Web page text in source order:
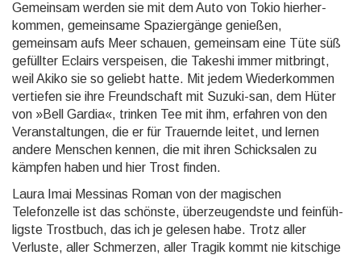
Gemeinsam werden sie mit dem Auto von Tokio hierher­
kommen, gemein­same Spazier­gänge genießen,
gemeinsam aufs Meer schauen, gemeinsam eine Tüte süß
gefüllter Eclairs verspei­sen, die Takeshi immer mitbringt,
weil Akiko sie so geliebt hatte. Mit jedem Wieder­kommen
vertiefen sie ihre Freund­schaft mit Suzuki-san, dem Hüter
von »Bell Gardia«, trinken Tee mit ihm, erfahren von den
Veran­staltun­gen, die er für Trauernde leitet, und lernen
andere Menschen kennen, die mit ihren Schick­salen zu
kämpfen haben und hier Trost finden.
Laura Imai Messinas Roman von der magischen
Telefonzelle ist das schönste, überzeu­gendste und feinfüh­
ligste Trostbuch, das ich je gelesen habe. Trotz aller
Verluste, aller Schmerzen, aller Tragik kommt nie kitschige